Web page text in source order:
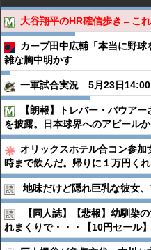
大谷翔平のHR確信歩き←こ
カープ田中広輔「本当に野
雑な胸中明かす
一軍試合実況 5月23日14:00
【朗報】トレバー・バウア
を披露。日本球界へのアピールか
オリックスホテル合コン参加
時まで飲んだ。帰りに１万円く
地味だけど隠れ巨乳な彼女
【同人誌】【悲報】幼馴染
れまくりで・・・【10円セール】